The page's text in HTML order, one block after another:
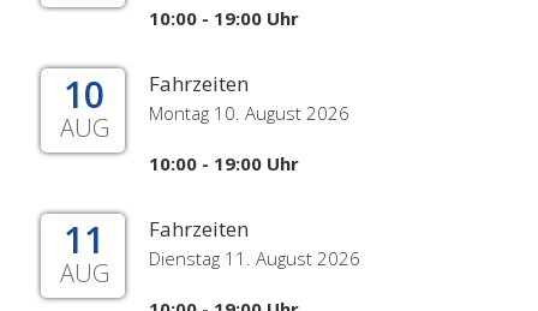
10:00 - 19:00 Uhr
10
AUG
Fahrzeiten
Montag 10. August 2026
10:00 - 19:00 Uhr
11
AUG
Fahrzeiten
Dienstag 11. August 2026